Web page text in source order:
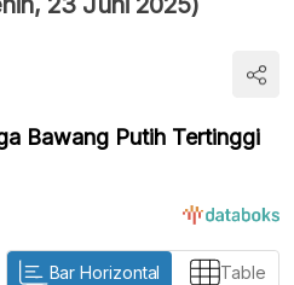
Bawang Putih Tertinggi
Bar Horizontal Table